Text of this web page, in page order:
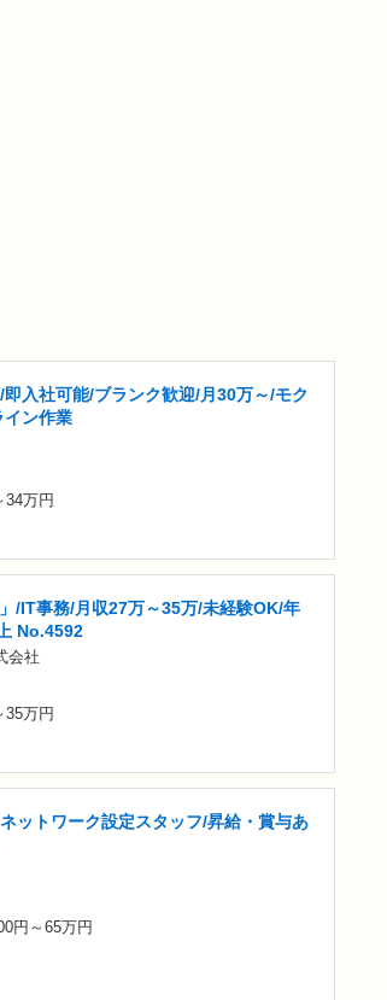
入社可能/ブランク歓迎/月30万～/モク
イン作業
34万円
/IT事務/月収27万～35万/未経験OK/年
No.4592
会社
35万円
ネットワーク設定スタッフ/昇給・賞与あ
円～65万円